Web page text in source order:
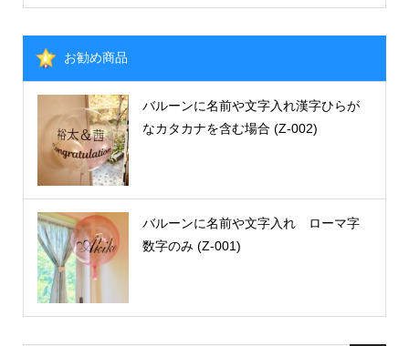
お勧め商品
バルーンに名前や文字入れ漢字ひらが
なカタカナを含む場合 (Z-002)
バルーンに名前や文字入れ ローマ字
数字のみ (Z-001)